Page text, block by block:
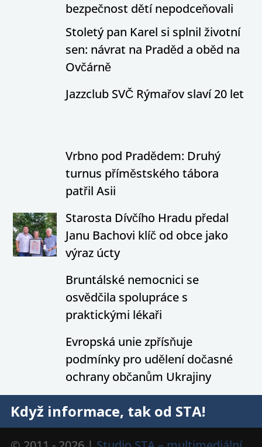
bezpečnost dětí nepodceňovali
Stoletý pan Karel si splnil životní
sen: návrat na Praděd a oběd na
Ovčárně
Jazzclub SVČ Rýmařov slaví 20 let
Vrbno pod Pradědem: Druhý
turnus příměstského tábora
patřil Asii
Starosta Dívčího Hradu předal
Janu Bachovi klíč od obce jako
výraz úcty
Bruntálské nemocnici se
osvědčila spolupráce s
praktickými lékaři
Evropská unie zpřísňuje
podmínky pro udělení dočasné
ochrany občanům Ukrajiny
Když informace, tak od STA!